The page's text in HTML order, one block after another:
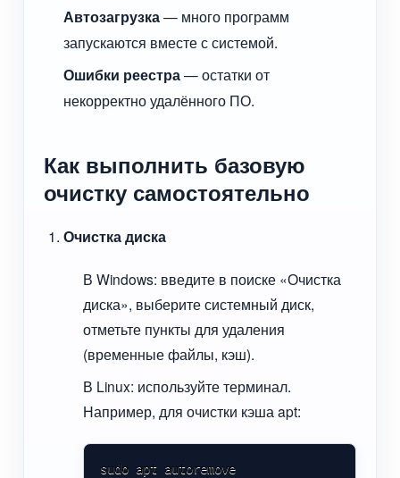
Автозагрузка— много программ
запускаются вместе с системой.
Ошибки реестра— остатки от
некорректно удалённого ПО.
Как выполнить базовую
очистку самостоятельно
Очистка диска
В Windows: введите в поиске «Очистка
диска», выберите системный диск,
отметьте пункты для удаления
(временные файлы, кэш).
В Linux: используйте терминал.
Например, для очистки кэша apt:
sudo apt autoremove